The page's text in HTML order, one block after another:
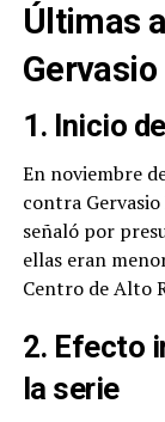
Últimas
1. Inicio
En noviembre
contra
señaló por
ellas eran
Centro de Alto
2. Efecto
la serie